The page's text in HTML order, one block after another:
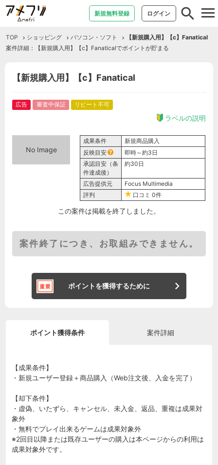
新規無料登録 ログイン
TOP ショッピング パソコン・ソフト
【新規購入用】【c】Fanatical
案件詳細：【新規購入用】【c】Fanaticalでポイントが貯まる
【新規購入用】【c】Fanatical
広告 審査中保証 リピート不可
ラベルの説明
No Image
成果条件
新規商品購入
反映目安
即時～約3日
承認目安（条
件達成後）
約30日
広告提供元
Focus Multimedia
評判
口コミ 0件
この案件は掲載を終了しました。
案件終了につき、お取組みできません。
ポイントを獲得するために
ポイント獲得条件 案件詳細
【成果条件】
・新規ユーザー登録＋商品購入（Web注文後、入金を完了）
【却下条件】
・虚偽、いたずら、キャンセル、未入金、返品、重複は成果対
象外
・無料でプレイ出来るゲームは成果対象外
※2回目以降または既存ユーザーの購入は本ページからの利用は
成果対象外です。